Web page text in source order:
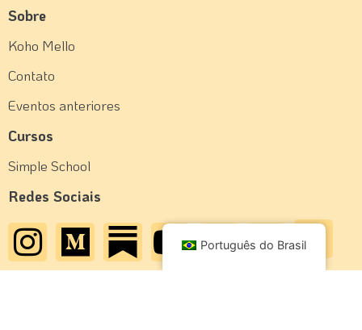
Sobre
Koho Mello
Contato
Eventos anteriores
Cursos
Simple School
Redes Sociais
Português do Brasil